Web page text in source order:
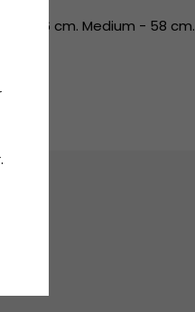
- 56 cm. Medium - 58 cm.